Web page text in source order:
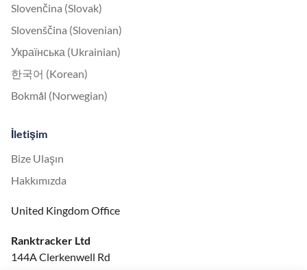
Slovenčina (Slovak)
Slovenščina (Slovenian)
Українська (Ukrainian)
한국어 (Korean)
Bokmål (Norwegian)
İletişim
Bize Ulaşın
Hakkımızda
United Kingdom Office
Ranktracker Ltd
144A Clerkenwell Rd